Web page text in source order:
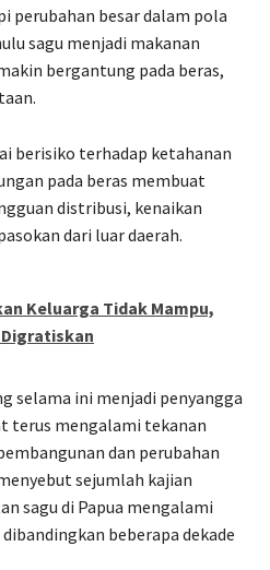
perubahan besar dalam pola
sagu menjadi makanan
bergantung pada beras,
berisiko terhadap ketahanan
pada beras membuat
distribusi, kenaikan
dari luar daerah.
Keluarga Tidak Mampu,
selama ini menjadi penyangga
terus mengalami tekanan
dan perubahan
sejumlah kajian
sagu di Papua mengalami
beberapa dekade